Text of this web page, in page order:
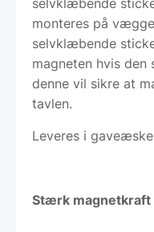
selvklæbende
monteres på
selvklæbende
magneten hvis den
denne vil sikre at
tavlen.
Leveres i
Stærk magnetkraft